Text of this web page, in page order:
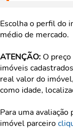
Escolha o perfil do
médio de mercado.
ATENÇÃO: O
imóveis
real valor do
como idade,
Para uma
imóvel parceiro